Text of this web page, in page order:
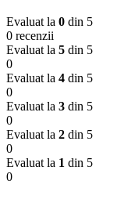
Evaluat la 0 din 5
0 recenzii
Evaluat la 5 din 5
0
Evaluat la 4 din 5
0
Evaluat la 3 din 5
0
Evaluat la 2 din 5
0
Evaluat la 1 din 5
0